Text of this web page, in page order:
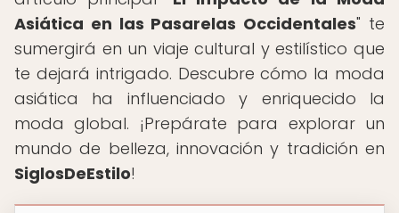
Asiática en las Pasarelas Occidentales" te
sumergirá en un viaje cultural y estilístico que
te dejará intrigado. Descubre cómo la moda
asiática ha influenciado y enriquecido la
moda global. ¡Prepárate para explorar un
mundo de belleza, innovación y tradición en
SiglosDeEstilo!